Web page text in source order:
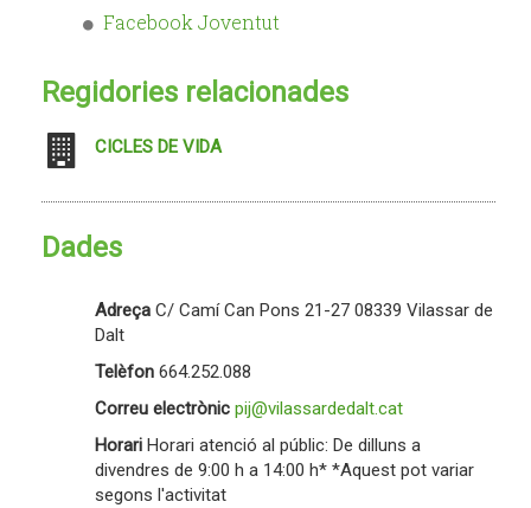
Facebook Joventut
Regidories relacionades
CICLES DE VIDA
Dades
Adreça C/ Camí Can Pons 21-27 08339 Vilassar de
Dalt
Telèfon 664.252.088
Correu electrònic pij@vilassardedalt.cat
Horari Horari atenció al públic: De dilluns a
divendres de 9:00 h a 14:00 h* *Aquest pot variar
segons l'activitat